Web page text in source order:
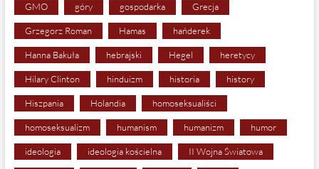
GMO góry gospodarka Grecja
Grzegorz Roman Hamas hańderek
Hanna Bakuła hebrajski Hegel heretycy
Hilary Clinton hinduizm historia history
Hiszpania Holandia homoseksualiści
homoseksualizm humanism humanizm humor
ideologia ideologia kościelna II Wojna Światowa